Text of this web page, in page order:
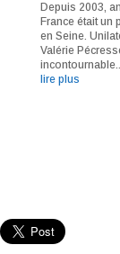
Depuis 2003,
France était un
en Seine.
Valérie
lire plus